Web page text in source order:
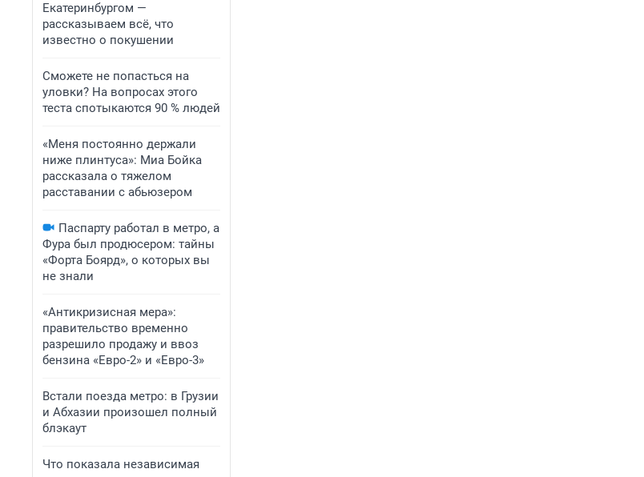
Екатеринбургом —
рассказываем всё, что
известно о покушении
Сможете не попасться на
уловки? На вопросах этого
теста спотыкаются 90 % людей
«Меня постоянно держали
ниже плинтуса»: Миа Бойка
рассказала о тяжелом
расставании с абьюзером
Паспарту работал в метро, а
Фура был продюсером: тайны
«Форта Боярд», о которых вы
не знали
«Антикризисная мера»:
правительство временно
разрешило продажу и ввоз
бензина «Евро-2» и «Евро-3»
Встали поезда метро: в Грузии
и Абхазии произошел полный
блэкаут
Что показала независимая